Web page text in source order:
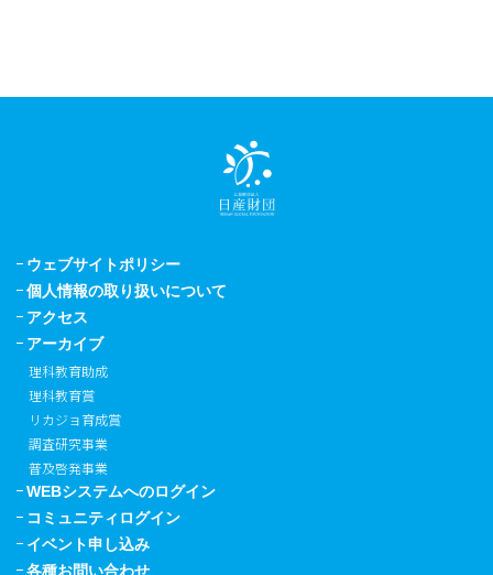
ウェブサイトポリシー
個人情報の取り扱いについて
アクセス
アーカイブ
理科教育助成
理科教育賞
リカジョ育成賞
調査研究事業
普及啓発事業
WEBシステムへのログイン
コミュニティログイン
イベント申し込み
各種お問い合わせ